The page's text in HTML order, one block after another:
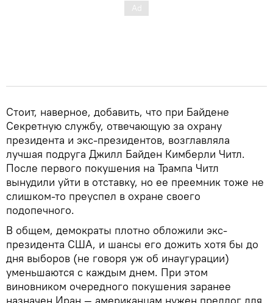
Стоит, наверное, добавить, что при Байдене
Секретную службу, отвечающую за охрану
президента и экс-президентов, возглавляла
лучшая подруга Джилл Байден Кимберли Читл.
После первого покушения на Трампа Читл
вынудили уйти в отставку, но ее преемник тоже не
слишком-то преуспел в охране своего
подопечного.
В общем, демократы плотно обложили экс-
президента США, и шансы его дожить хотя бы до
дня выборов (не говоря уж об инаугурации)
уменьшаются с каждым днем. При этом
виновником очередного покушения заранее
назначен Иран — американцам нужен предлог для